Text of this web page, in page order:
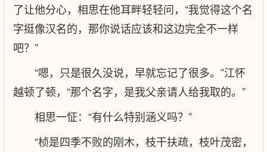
了让他分心，相思在他耳畔轻轻问，“我觉得这个名
字挺像汉名的，那你说话应该和这边完全不一样
吧？”
“嗯，只是很久没说，早就忘记了很多。”江怀
越顿了顿，“那个名字，是我父亲请人给我取的。”
相思一怔：“有什么特别涵义吗？”
“桢是四季不败的刚木，枝干扶疏，枝叶茂密，